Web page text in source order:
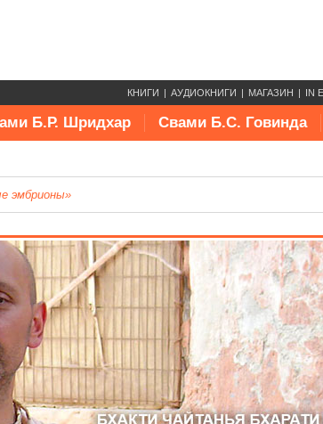
КНИГИ АУДИОКНИГИ МАГАЗИН IN
Б.Р. Шридхар Свами Б.С. Говинда
эмбрионы»